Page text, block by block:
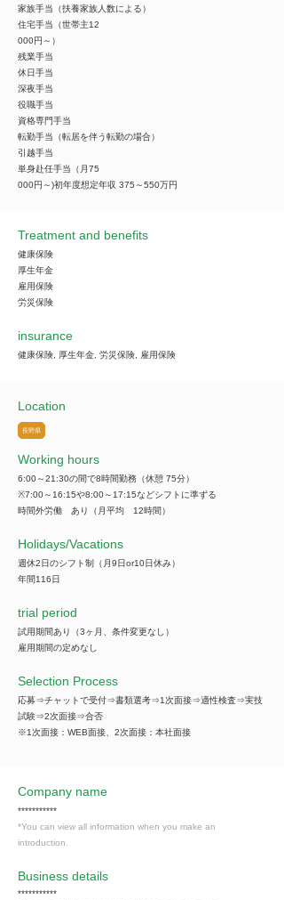
家族手当（扶養家族人数による）
住宅手当（世帯主12
000円～）
残業手当
休日手当
深夜手当
役職手当
資格専門手当
転勤手当（転居を伴う転勤の場合）
引越手当
単身赴任手当（月75
000円～)初年度想定年収 375～550万円
Treatment and benefits
健康保険
厚生年金
雇用保険
労災保険
insurance
健康保険, 厚生年金, 労災保険, 雇用保険
Location
長野県
Working hours
6:00～21:30の間で8時間勤務（休憩 75分）
※7:00～16:15や8:00～17:15などシフトに準ずる
時間外労働 あり（月平均 12時間）
​Holidays/Vacations
週休2日のシフト制（月9日or10日休み）
年間116日
trial period
試用期間あり（3ヶ月、条件変更なし）
雇用期間の定めなし
Selection Process
応募⇒チャットで受付⇒書類選考⇒1次面接⇒適性検査⇒実技
試験⇒2次面接⇒合否
※1次面接：WEB面接、2次面接：本社面接
Company name
***********
*You can view all information when you make an
introduction.
​Business details
***********